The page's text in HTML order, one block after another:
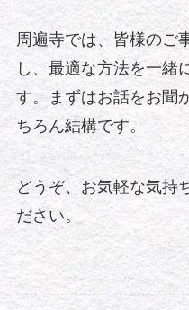
周遍寺では、皆様のご
し、最適な方法を一緒
す。まずはお話をお聞
ちろん結構です。
どうぞ、お気軽な気持
ださい。